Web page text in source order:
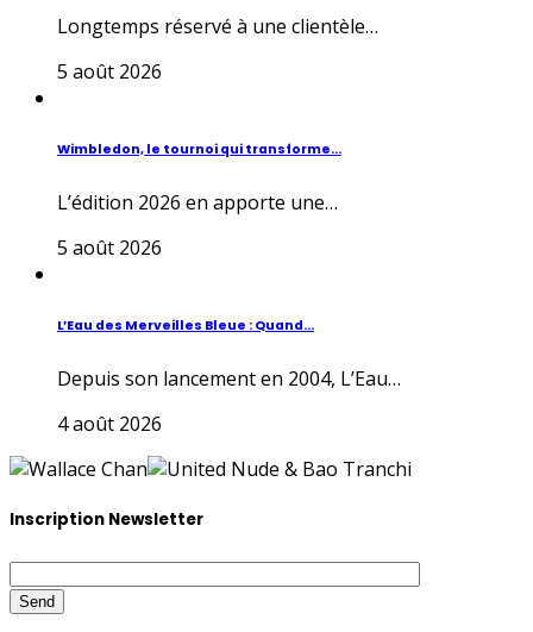
Longtemps réservé à une clientèle…
5 août 2026
Wimbledon, le tournoi qui transforme...
L’édition 2026 en apporte une…
5 août 2026
L’Eau des Merveilles Bleue : Quand...
Depuis son lancement en 2004, L’Eau…
4 août 2026
Inscription Newsletter